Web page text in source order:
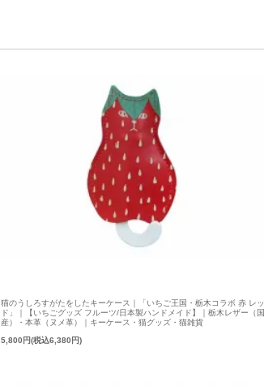
猫のうしろすがたをしたキーケース｜「いちご王国・栃木コラボ 赤 レッ
ド」｜【いちごグッズ フルーツ/日本製ハンドメイド】｜栃木レザー（国
産）・本革（ヌメ革）｜キーケース・猫グッズ・猫雑貨
5,800円(税込6,380円)